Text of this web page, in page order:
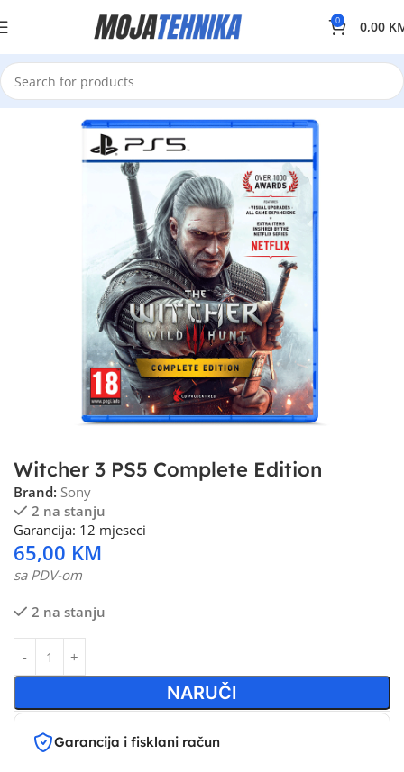
0 0,00
Witcher 3 PS5 Complete Edition
Brand: Sony
2 na stanju
Garancija: 12 mjeseci
65,00 KM
sa PDV-om
2 na stanju
NARUČI
Garancija i fisklani račun